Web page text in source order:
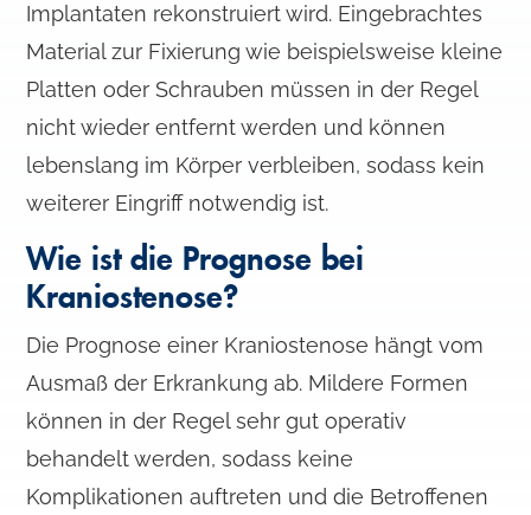
Implantaten rekonstruiert wird. Eingebrachtes
Material zur Fixierung wie beispielsweise kleine
Platten oder Schrauben müssen in der Regel
nicht wieder entfernt werden und können
lebenslang im Körper verbleiben, sodass kein
weiterer Eingriff notwendig ist.
Wie ist die Prognose bei
Kraniostenose?
Die Prognose einer Kraniostenose hängt vom
Ausmaß der Erkrankung ab. Mildere Formen
können in der Regel sehr gut operativ
behandelt werden, sodass keine
Komplikationen auftreten und die Betroffenen